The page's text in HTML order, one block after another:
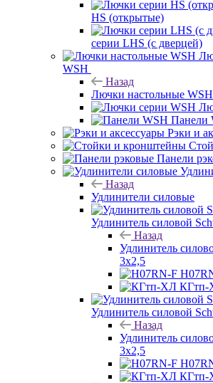
HS (открытые)
серии LHS (с дверцей)
WSH
Назад
Лючки настольные WSH
Панели
Рэки и
Панели
Назад
Удлинители силовые
Удлинитель силовой
Назад
Удлинитель
3х2,5
Удлинитель силовой
Назад
Удлинитель
3х2,5